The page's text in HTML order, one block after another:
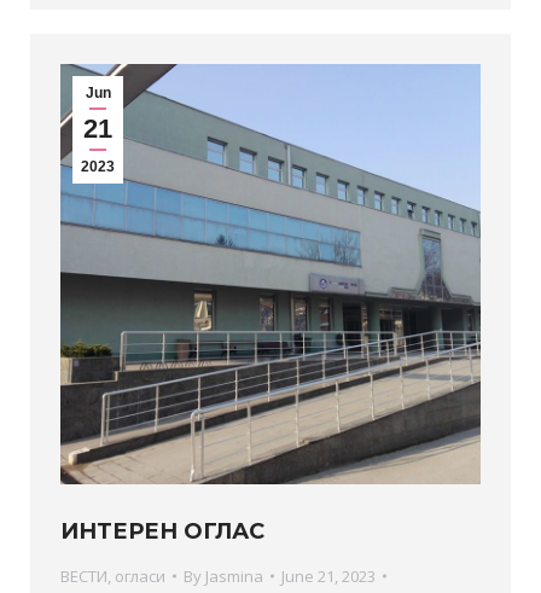
Jun
21
2023
ИНТЕРЕН ОГЛАС
ВЕСТИ, огласи By Jasmina
June 21, 2023